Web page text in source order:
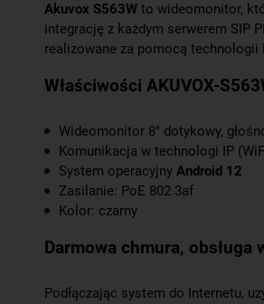
Akuvox S563W to wideomonitor,
integrację z każdym serwerem SIP
realizowane za pomocą
Właściwości AKUVOX-
Wideomonitor 8" dotykowy,
Komunikacja w technologi IP
System operacyjny Android 12
Zasilanie: PoE 802.3af
Kolor: czarny
Darmowa chmura,
Podłączając system do Internetu,